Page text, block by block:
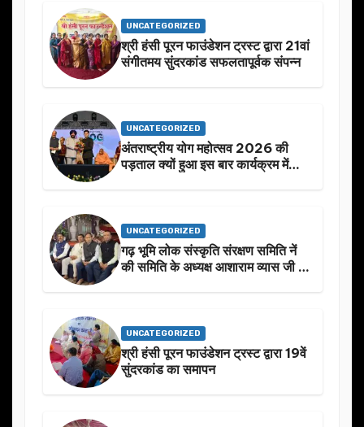
UNCATEGORIZED
श्री हंसी पूरन फाउंडेशन ट्रस्ट द्वारा 21वां
संगीतमय सुंदरकांड सफलतापूर्वक संपन्न
UNCATEGORIZED
अंतराष्ट्रीय योग महोत्सव 2026 की
पड़ताल क्यों हुआ इस बार कार्यक्रम में
UNCATEGORIZED
गढ़ भूमि लोक संस्कृति संरक्षण समिति नें
की समिति के अध्यक्ष आशाराम व्यास जी के
UNCATEGORIZED
श्री हंसी पूरन फाउंडेशन ट्रस्ट द्वारा 19वें
सुंदरकांड का समापन